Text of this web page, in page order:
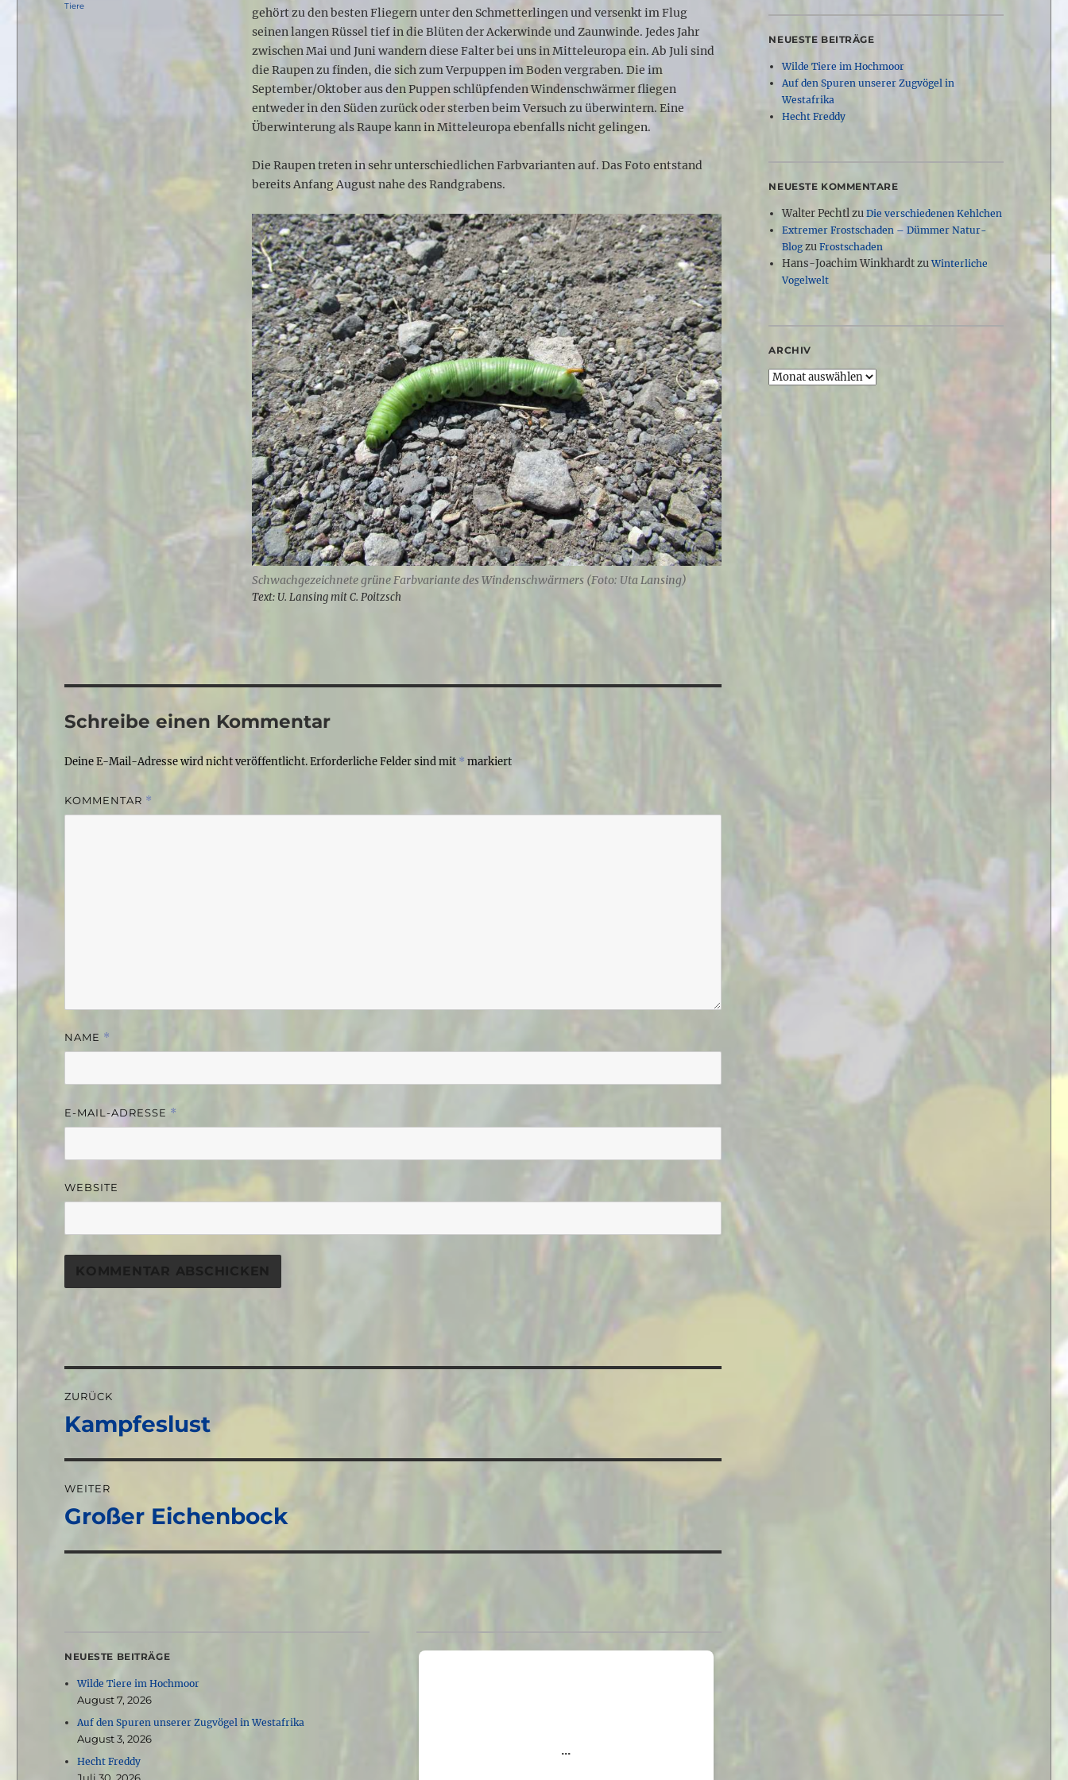
gehört zu den besten Fliegern unter den Schmetterlingen und versenkt im Flug
seinen langen Rüssel tief in die Blüten der Ackerwinde und Zaunwinde. Jedes Jahr
zwischen Mai und Juni wandern diese Falter bei uns in Mitteleuropa ein. Ab Juli sind
die Raupen zu finden, die sich zum Verpuppen im Boden vergraben. Die im
September/Oktober aus den Puppen schlüpfenden Windenschwärmer fliegen
entweder in den Süden zurück oder sterben beim Versuch zu überwintern. Eine
Überwinterung als Raupe kann in Mitteleuropa ebenfalls nicht gelingen.
Die Raupen treten in sehr unterschiedlichen Farbvarianten auf. Das Foto entstand
bereits Anfang August nahe des Randgrabens.
Schwachgezeichnete grüne Farbvariante des Windenschwärmers (Foto: Uta Lansing)
Text: U. Lansing mit C. Poitzsch
Kategorien
Tiere
Schreibe einen Kommentar
Deine E-Mail-Adresse wird nicht veröffentlicht.Erforderliche Felder sind mit * markiert
KOMMENTAR *
NAME *
E-MAIL-ADRESSE *
WEBSITE
ZURÜCK
Vorheriger
Kampfeslust
WEITER
Nächster
Großer Eichenbock
NEUESTE BEITRÄGE
Wilde Tiere im Hochmoor
August 7, 2026
Auf den Spuren unserer Zugvögel in Westafrika
August 3, 2026
Hecht Freddy
NEUESTE BEITRÄGE
Wilde Tiere im Hochmoor
Auf den Spuren unserer Zugvögel in
Westafrika
Hecht Freddy
NEUESTE KOMMENTARE
Walter Pechtlzu Die verschiedenen Kehlchen
Extremer Frostschaden – Dümmer Natur-
Blogzu Frostschaden
Hans-Joachim WinkhardtzuWinterliche
Vogelwelt
ARCHIV
Archiv